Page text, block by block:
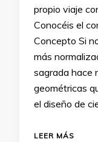
propio viaje
Conocéis el
Concepto Si
más
sagrada hace
geométricas
el diseño de
LEER MÁS